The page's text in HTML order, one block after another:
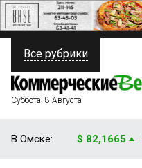
ПОЛИТИКА
ФИНАНСЫ
Все рубрики
Суббота, 8 Августа
В Омске: $ 82,1665